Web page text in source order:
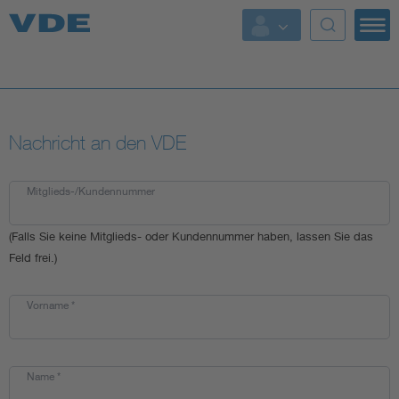
Top Themen
Fokusthemen
Energy
AI & Digital Trust
Health
Weitere Themen
Nachricht an den VDE
Mitglieds-/Kundennummer
(Falls Sie keine Mitglieds- oder Kundennummer haben, lassen Sie das
Feld frei.)
Vorname *
Name *